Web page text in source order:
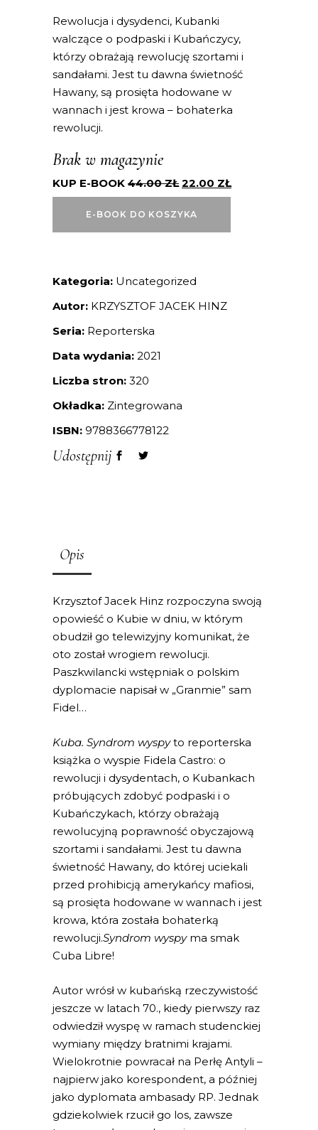
Rewolucja i dysydenci, Kubanki
walczące o podpaski i Kubańczycy,
którzy obrażają rewolucję szortami i
sandałami. Jest tu dawna świetność
Hawany, są prosięta hodowane w
wannach i jest krowa – bohaterka
rewolucji.
Brak w magazynie
KUP E-BOOK 44.00ZŁ 22.00 ZŁ
E-BOOK DO KOSZYKA
Kategoria: Uncategorized
Autor: KRZYSZTOF JACEK HINZ
Seria: Reporterska
Data wydania: 2021
Liczba stron: 320
Okładka: Zintegrowana
ISBN: 9788366778122
Udostępnij
Opis
Krzysztof Jacek Hinz rozpoczyna swoją
opowieść o Kubie w dniu, w którym
obudził go telewizyjny komunikat, że
oto został wrogiem rewolucji.
Paszkwilancki wstępniak o polskim
dyplomacie napisał w „Granmie” sam
Fidel…
Kuba. Syndrom wyspyto reporterska
książka o wyspie Fidela Castro: o
rewolucji i dysydentach, o Kubankach
próbujących zdobyć podpaski i o
Kubańczykach, którzy obrażają
rewolucyjną poprawność obyczajową
szortami i sandałami. Jest tu dawna
świetność Hawany, do której uciekali
przed prohibicją amerykańcy mafiosi,
są prosięta hodowane w wannach i jest
krowa, która została bohaterką
rewolucji.Syndrom wyspyma smak
Cuba Libre!
Autor wrósł w kubańską rzeczywistość
jeszcze w latach 70., kiedy pierwszy raz
odwiedził wyspę w ramach studenckiej
wymiany między bratnimi krajami.
Wielokrotnie powracał na Perłę Antyli –
najpierw jako korespondent, a później
jako dyplomata ambasady RP. Jednak
gdziekolwiek rzucił go los, zawsze